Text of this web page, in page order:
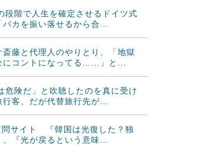
段階で人生を確定させるドイツ式
カを振い落せるから合...
斎藤と代理人のやりとり、「地獄
にコントになってる……」と...
危険だ」と吹聴したのを真に受け
客、だが代替旅行先が...
サイト 『韓国は光復した？独
『光が戻るという意味...